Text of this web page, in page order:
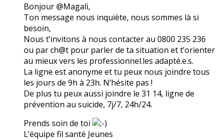
Bonjour @Magali,
Ton message nous inquiète, nous sommes là si
besoin,
Nous t’invitons à nous contacter au 0800 235 236
ou par ch@t pour parler de ta situation et t’orienter
au mieux vers les professionnel.les adapté.e.s.
La ligne est anonyme et tu peux nous joindre tous
les jours de 9h à 23h. N’hésite pas !
De plus tu peux aussi joindre le 31 14, ligne de
prévention au suicide, 7j/7, 24h/24.
Prends soin de toi
L’équipe fil santé Jeunes